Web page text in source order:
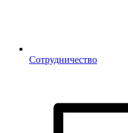
Сотрудничество